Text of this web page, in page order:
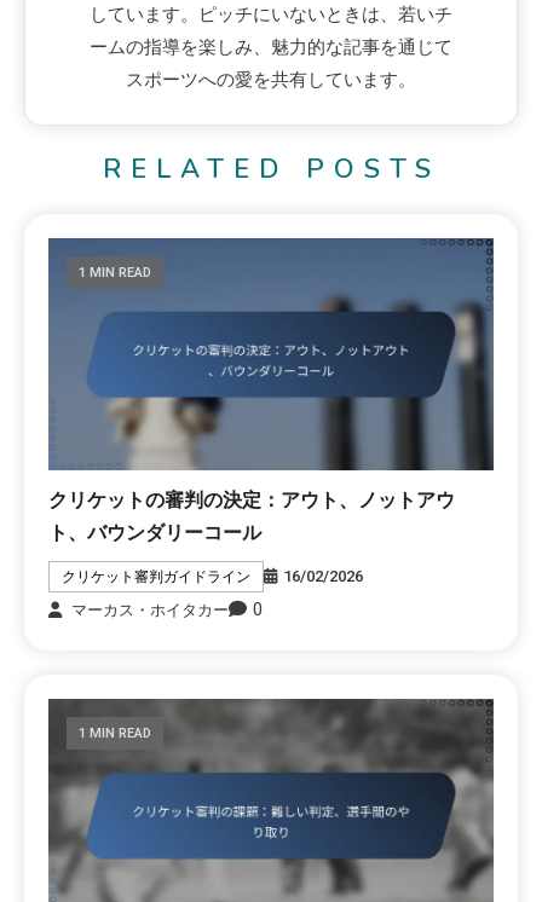
しています。ピッチにいないときは、若いチ
ームの指導を楽しみ、魅力的な記事を通じて
スポーツへの愛を共有しています。
RELATED POSTS
1 MIN READ
クリケットの審判の決定：アウト、ノットアウ
ト、バウンダリーコール
クリケット審判ガイドライン
16/02/2026
マーカス・ホイタカー
0
1 MIN READ